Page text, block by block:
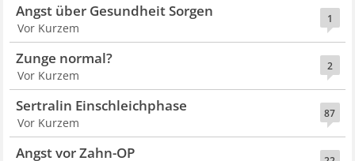
1
Angst über Gesundheit Sorgen
Vor Kurzem
2
Zunge normal?
Vor Kurzem
87
Sertralin Einschleichphase
Vor Kurzem
Angst vor Zahn-OP